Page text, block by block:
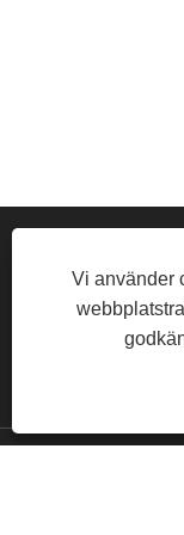
Vi använder